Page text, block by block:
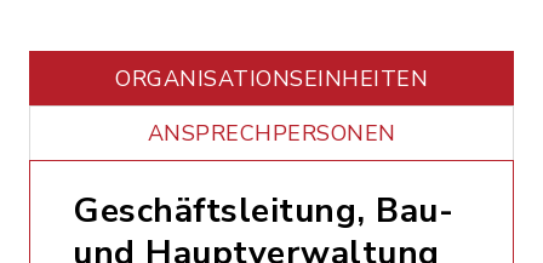
ORGANISATIONS­EINHEITEN
ANSPRECHPERSONEN
Geschäftsleitung, Bau-
und Hauptverwaltung